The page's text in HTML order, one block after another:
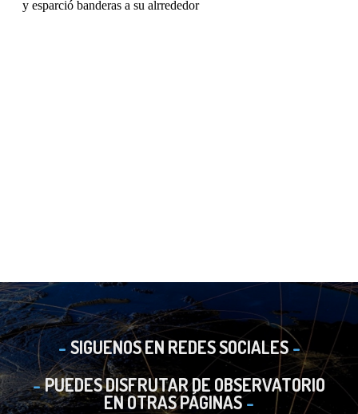
SIGUENOS EN REDES SOCIALES
PUEDES DISFRUTAR DE OBSERVATORIO
EN OTRAS PÁGINAS